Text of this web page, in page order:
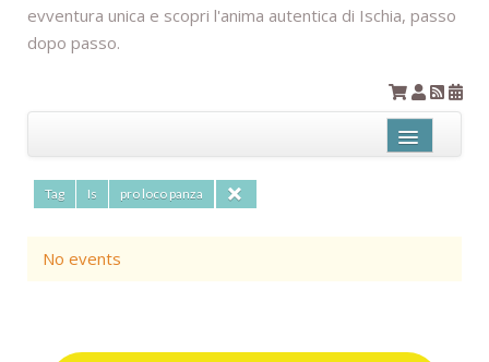
evventura unica e scopri l'anima autentica di Ischia, passo
dopo passo.
Add filter Clear
Tag Is pro loco panza
No events